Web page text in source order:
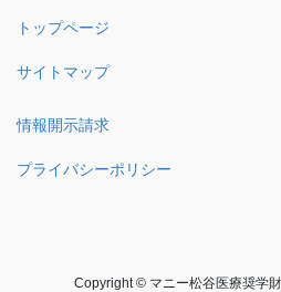
トップページ
サイトマップ
情報開示請求
プライバシーポリシー
Copyright © マニー松谷医療奨学